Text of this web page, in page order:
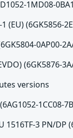
1MD08-
1 (EU)
0AP00-
(6GK5876-
versions
(6AG1052-
1516TF-3 PN/